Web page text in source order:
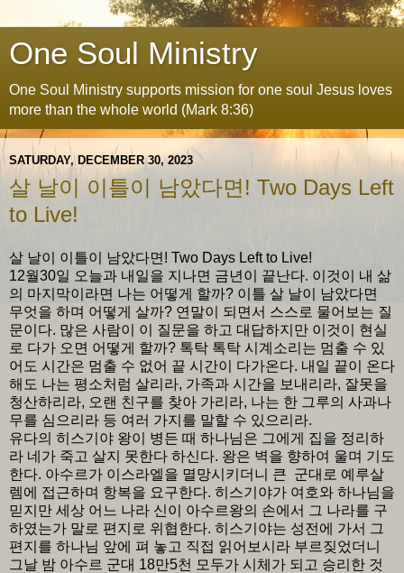
One Soul Ministry
One Soul Ministry supports mission for one soul Jesus loves
more than the whole world (Mark 8:36)
SATURDAY, DECEMBER 30, 2023
살 날이 이틀이 남았다면! Two Days Left
to Live!
살 날이 이틀이 남았다면! Two Days Left to Live!
12월30일 오늘과 내일을 지나면 금년이 끝난다. 이것이 내 삶
의 마지막이라면 나는 어떻게 할까? 이틀 살 날이 남았다면
무엇을 하며 어떻게 살까? 연말이 되면서 스스로 물어보는 질
문이다. 많은 사람이 이 질문을 하고 대답하지만 이것이 현실
로 다가 오면 어떻게 할까? 톡탁 톡탁 시계소리는 멈출 수 있
어도 시간은 멈출 수 없어 끝 시간이 다가온다. 내일 끝이 온다
해도 나는 평소처럼 살리라, 가족과 시간을 보내리라, 잘못을
청산하리라, 오랜 친구를 찾아 가리라, 나는 한 그루의 사과나
무를 심으리라 등 여러 가지를 말할 수 있으리라.
유다의 히스기야 왕이 병든 때 하나님은 그에게 집을 정리하
라 네가 죽고 살지 못한다 하신다. 왕은 벽을 향하여 울며 기도
한다. 아수르가 이스라엘을 멸망시키더니 큰 군대로 예루살
렘에 접근하며 항복을 요구한다. 히스기야가 여호와 하나님을
믿지만 세상 어느 나라 신이 아수르왕의 손에서 그 나라를 구
하였는가 말로 편지로 위협한다. 히스기야는 성전에 가서 그
편지를 하나님 앞에 펴 놓고 직접 읽어보시라 부르짖었더니
그날 밤 아수르 군대 18만5천 모두가 시체가 되고 승리한 것